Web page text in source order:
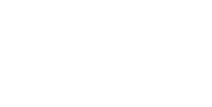
Groupe
Tiers Lieu des
Maison et